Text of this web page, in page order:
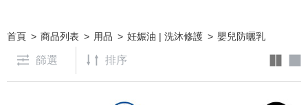
首頁 商品列表 用品 妊娠油 | 洗沐修護 嬰兒防曬乳
篩選